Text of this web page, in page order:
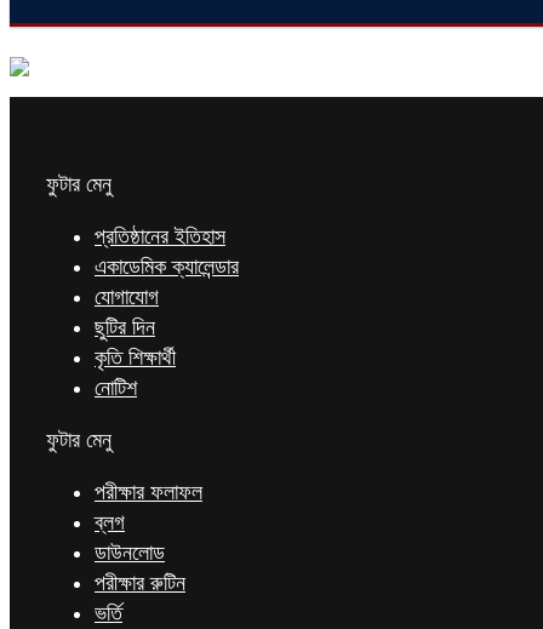
ফুটার মেনু
প্রতিষ্ঠানের ইতিহাস
একাডেমিক ক্যালেন্ডার
যোগাযোগ
ছুটির দিন
কৃতি শিক্ষার্থী
নোটিশ
ফুটার মেনু
পরীক্ষার ফলাফল
ব্লগ
ডাউনলোড
পরীক্ষার রুটিন
ভর্তি